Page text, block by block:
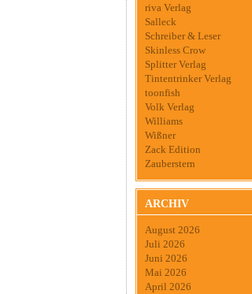
riva Verlag
Salleck
Schreiber & Leser
Skinless Crow
Splitter Verlag
Tintentrinker Verlag
toonfish
Volk Verlag
Williams
Wißner
Zack Edition
Zauberstern
ARCHIV
August 2026
Juli 2026
Juni 2026
Mai 2026
April 2026